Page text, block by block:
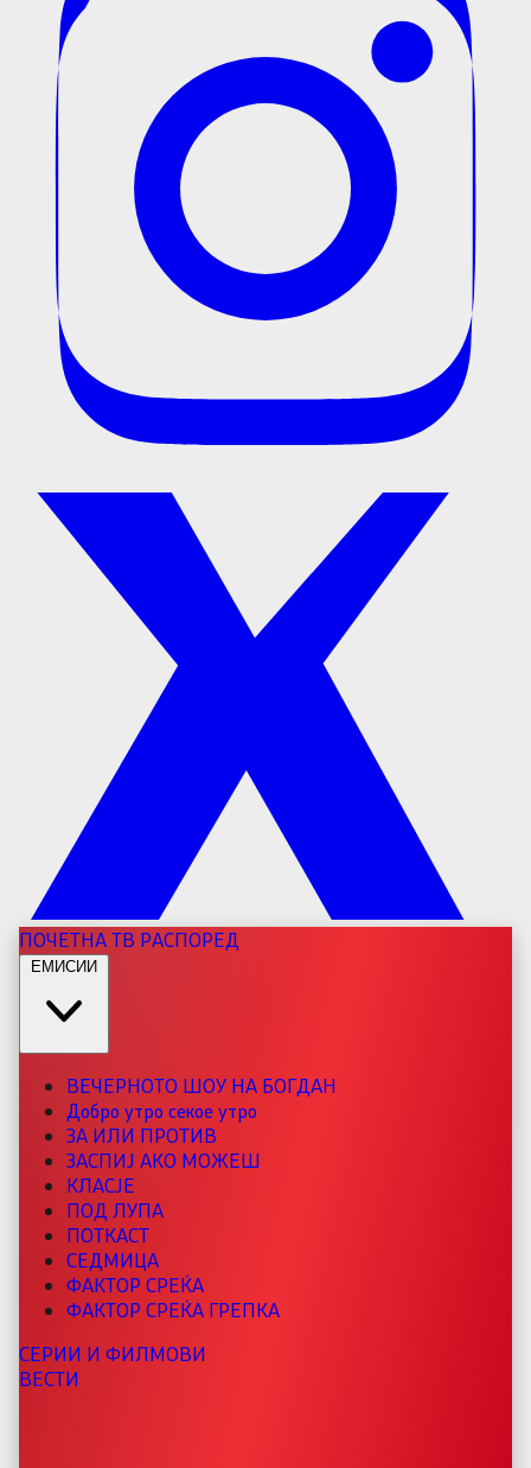
ПОЧЕТНАТВ РАСПОРЕД
ЕМИСИИ
ВЕЧЕРНОТО ШОУ НА БОГДАН
Добро утро секое утро
ЗА ИЛИ ПРОТИВ
ЗАСПИЈ АКО МОЖЕШ
КЛАСЈЕ
ПОД ЛУПА
ПОТКАСТ
СЕДМИЦА
ФАКТОР СРЕЌА
ФАКТОР СРЕЌА ГРЕПКА
СЕРИИ И ФИЛМОВИ
ВЕСТИ